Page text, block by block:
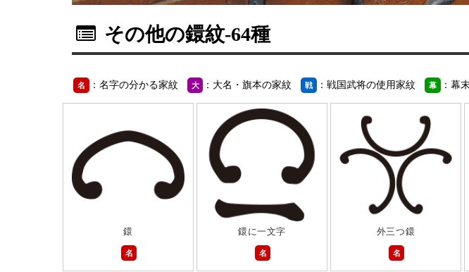
その他の鐶紋-64種
名 ：名字の分かる家紋 大 ：大名・旗本の家紋 戦 ：戦国武将の使用家紋 幕 ：幕
鐶
名
鐶に一文字
名
外三つ鐶
名